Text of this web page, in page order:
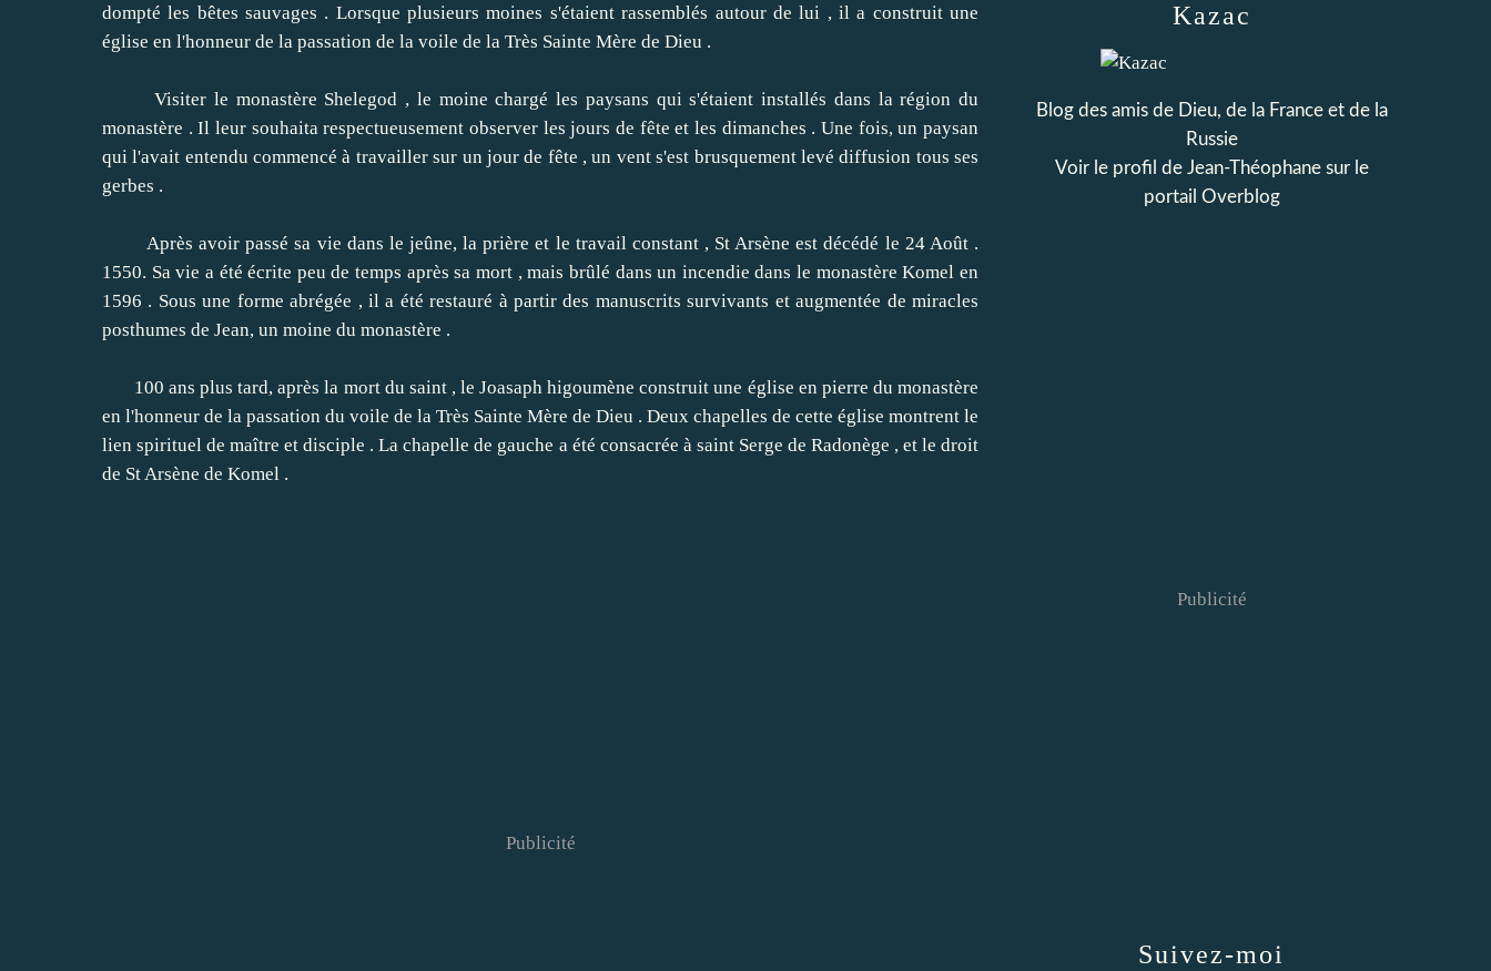
dompté les bêtes sauvages . Lorsque plusieurs moines s'étaient rassemblés autour de lui , il a construit une
église en l'honneur de la passation de la voile de la Très Sainte Mère de Dieu .
Visiter le monastère Shelegod , le moine chargé les paysans qui s'étaient installés dans la région du
monastère . Il leur souhaita respectueusement observer les jours de fête et les dimanches . Une fois, un paysan
qui l'avait entendu commencé à travailler sur un jour de fête , un vent s'est brusquement levé diffusion tous ses
gerbes .
Après avoir passé sa vie dans le jeûne, la prière et le travail constant , St Arsène est décédé le 24 Août .
1550. Sa vie a été écrite peu de temps après sa mort , mais brûlé dans un incendie dans le monastère Komel en
1596 . Sous une forme abrégée , il a été restauré à partir des manuscrits survivants et augmentée de miracles
posthumes de Jean, un moine du monastère .
100 ans plus tard, après la mort du saint , le Joasaph higoumène construit une église en pierre du monastère
en l'honneur de la passation du voile de la Très Sainte Mère de Dieu . Deux chapelles de cette église montrent le
lien spirituel de maître et disciple . La chapelle de gauche a été consacrée à saint Serge de Radonège , et le droit
de St Arsène de Komel .
Publicité
Kazac
Blog des amis de Dieu, de la France et de la
Russie
Voir le profil de Jean-Théophanesur le
portail Overblog
Suivez-moi
Publicité